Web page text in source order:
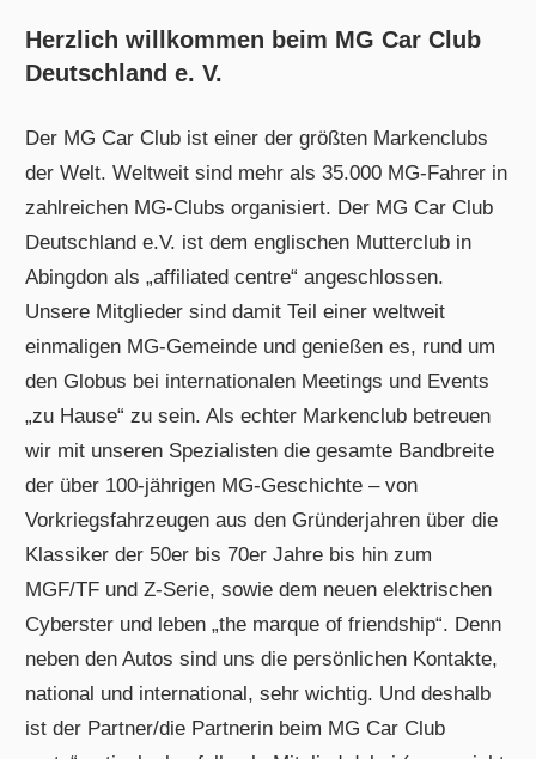
Herzlich willkommen beim MG Car Club
Deutschland e. V.
Der MG Car Club ist einer der größten Markenclubs
der Welt. Weltweit sind mehr als 35.000 MG-Fahrer in
zahlreichen MG-Clubs organisiert. Der MG Car Club
Deutschland e.V. ist dem englischen Mutterclub in
Abingdon als „affiliated centre“ angeschlossen.
Unsere Mitglieder sind damit Teil einer weltweit
einmaligen MG-Gemeinde und genießen es, rund um
den Globus bei internationalen Meetings und Events
„zu Hause“ zu sein. Als echter Markenclub betreuen
wir mit unseren Spezialisten die gesamte Bandbreite
der über 100-jährigen MG-Geschichte – von
Vorkriegsfahrzeugen aus den Gründerjahren über die
Klassiker der 50er bis 70er Jahre bis hin zum
MGF/TF und Z-Serie, sowie dem neuen elektrischen
Cyberster und leben „the marque of friendship“. Denn
neben den Autos sind uns die persönlichen Kontakte,
national und international, sehr wichtig. Und deshalb
ist der Partner/die Partnerin beim MG Car Club